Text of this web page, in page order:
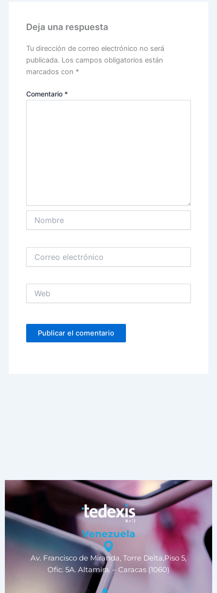
Deja una respuesta
Tu dirección de correo electrónico no será
publicada. Los campos obligatorios están
marcados con *
Comentario *
electrónico
Venezuela
Av. Francisco de Miranda, Torre Delta,Piso 5,
Ofic. 5A. Altamira. – Caracas (1060)